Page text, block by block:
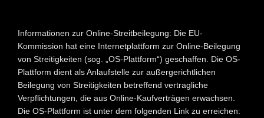
Informationen zur Online-Streitbeilegung: Die EU-
Kommission hat eine Internetplattform zur Online-Beilegung
von Streitigkeiten (sog. „OS-Plattform“) geschaffen. Die OS-
Plattform dient als Anlaufstelle zur außergerichtlichen
Beilegung von Streitigkeiten betreffend vertragliche
Verpflichtungen, die aus Online-Kaufverträgen erwachsen.
Die OS-Plattform ist unter dem folgenden Link zu erreichen: